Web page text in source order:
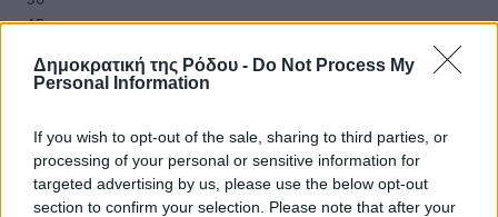
Δημοκρατική της Ρόδου - Do Not Process My
Personal Information
If you wish to opt-out of the sale, sharing to third parties, or
processing of your personal or sensitive information for
targeted advertising by us, please use the below opt-out
section to confirm your selection. Please note that after your
ΔΕ
ΤΡ
ΤΕ